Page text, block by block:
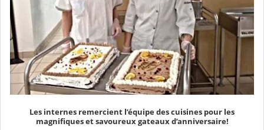
Les internes remercient l’équipe des cuisines pour les
magnifiques et savoureux gateaux d’anniversaire!